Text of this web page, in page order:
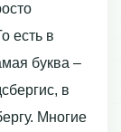
есть в
буква –
в
Многие